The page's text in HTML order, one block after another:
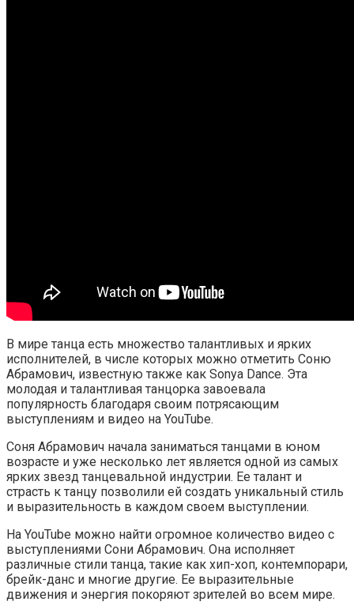
В мире танца есть множество талантливых и ярких
исполнителей, в числе которых можно отметить Соню
Абрамович, известную также как Sonya Dance. Эта
молодая и талантливая танцорка завоевала
популярность благодаря своим потрясающим
выступлениям и видео на YouTube.
Соня Абрамович начала заниматься танцами в юном
возрасте и уже несколько лет является одной из самых
ярких звезд танцевальной индустрии. Ее талант и
страсть к танцу позволили ей создать уникальный стиль
и выразительность в каждом своем выступлении.
На YouTube можно найти огромное количество видео с
выступлениями Сони Абрамович. Она исполняет
различные стили танца, такие как хип-хоп, контемпорари,
брейк-данс и многие другие. Ее выразительные
движения и энергия покоряют зрителей во всем мире.